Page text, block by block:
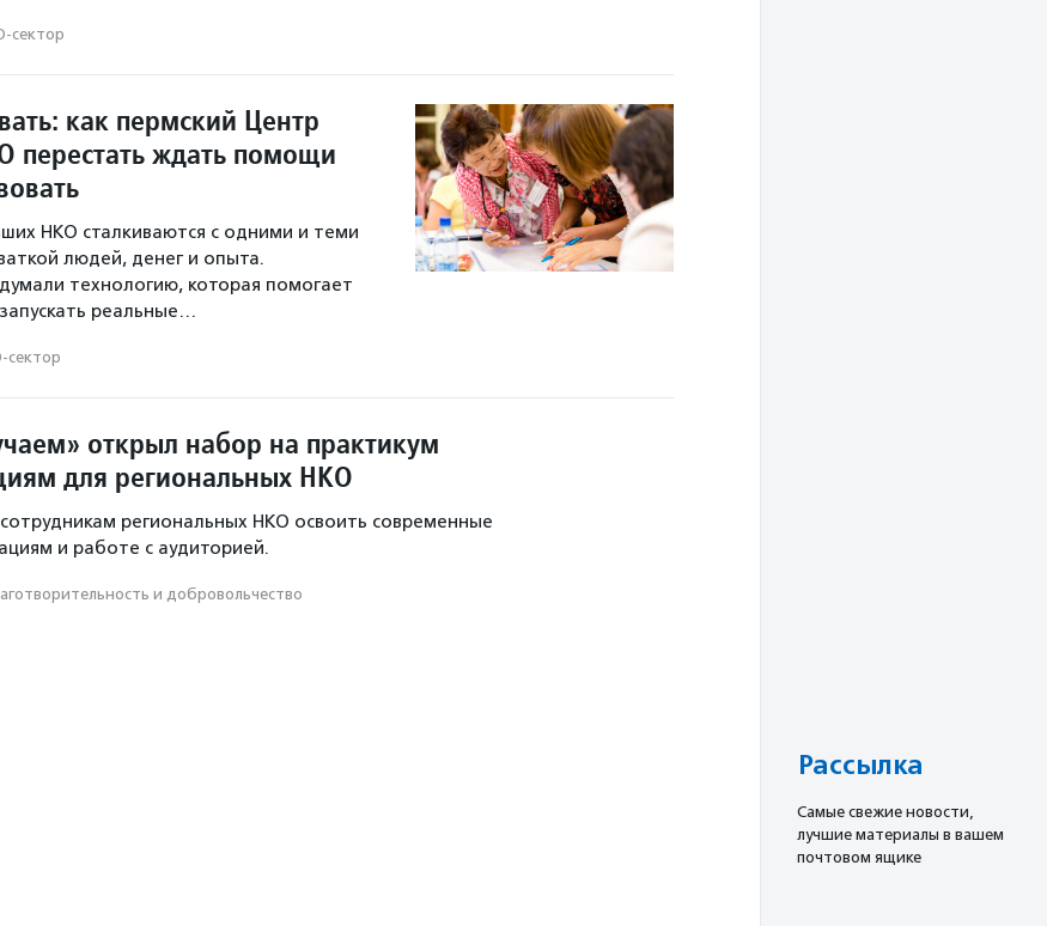
сектор
как пермский Центр
перестать ждать помощи
НКО сталкиваются с одними и теми
людей, денег и опыта.
технологию, которая помогает
реальные…
сектор
открыл набор на практикум
для региональных НКО
региональных НКО освоить современные
и работе с аудиторией.
и доброволь­чест­во
Рассылка
Cамые свежие новости,
лучшие материалы в вашем
почтовом ящике